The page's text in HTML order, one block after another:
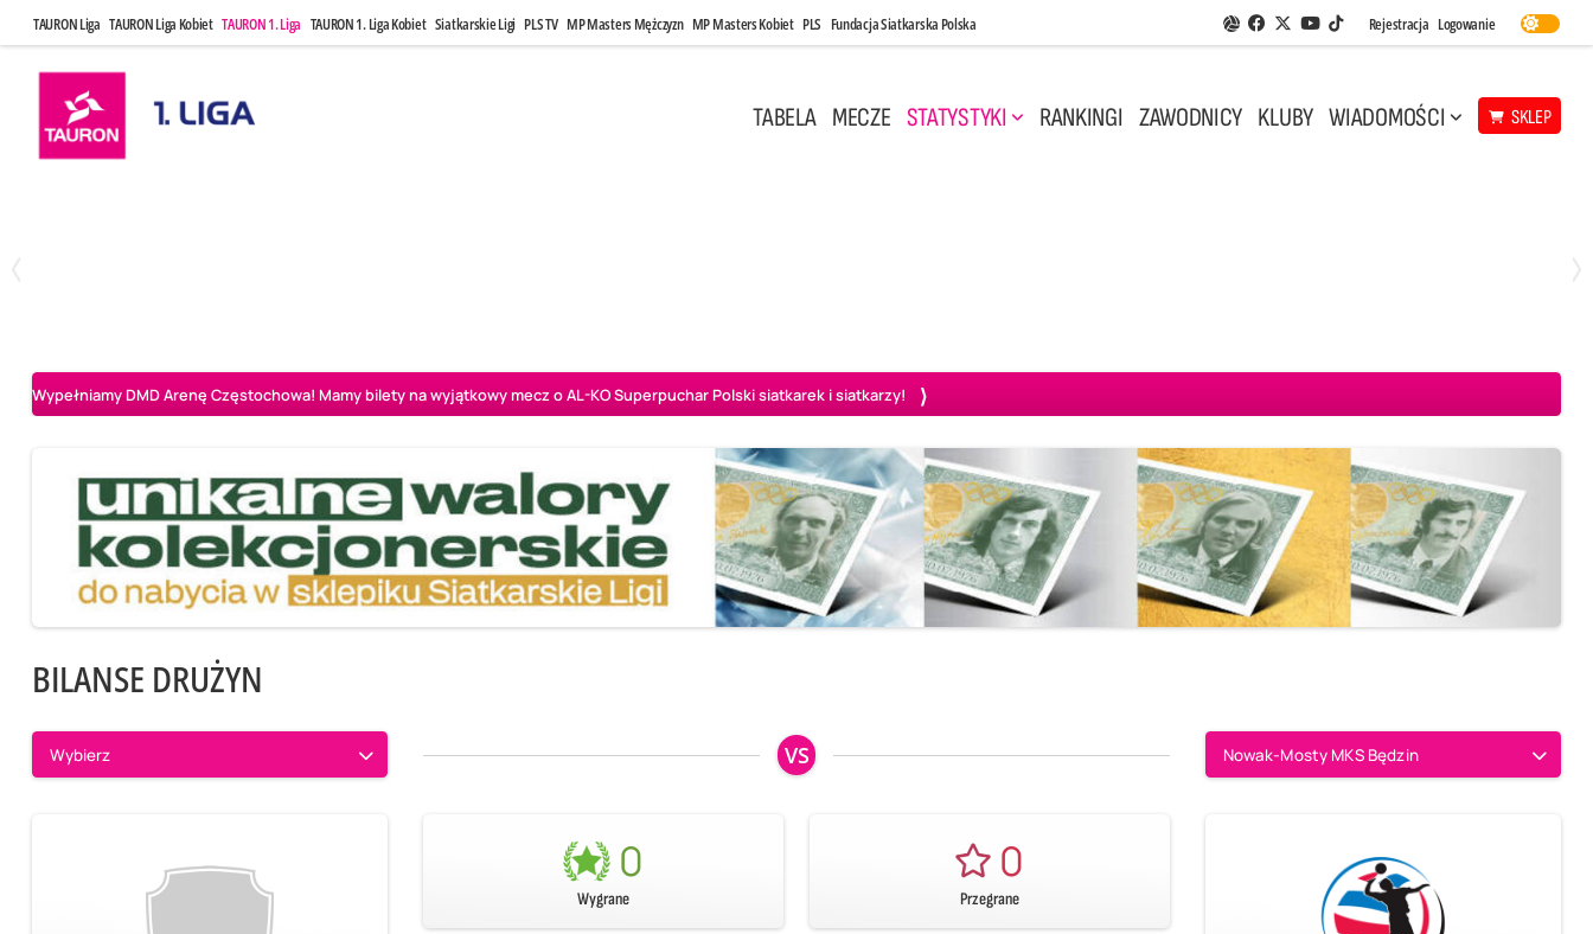
TAURON Liga TAURON Liga Kobiet TAURON 1. Liga TAURON 1. Liga Kobiet Siatkarskie Ligi PLS TV MP Masters Mężczyzn MP Masters Kobiet PLS Fundacja Siatkarska Polska Aplikacja Siatkarskie Ligi
Facebook
Twitter
Youtube
TikTok
Rejestracja Logowanie
TABELA MECZE STATYSTYKI RANKINGI ZAWODNICY KLUBY WIADOMOŚCI SKLEP
Wypełniamy DMD Arenę Częstochowa! Mamy bilety na wyjątkowy mecz o AL-KO Superpuchar Polski siatkarek i siatkarzy!
BILANSE DRUŻYN
Wybierz VS Nowak-Mosty MKS Będzin
0
Wygrane
0
Przegrane